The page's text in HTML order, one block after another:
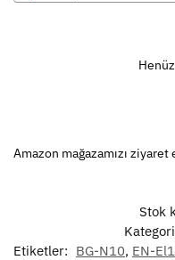
Amazon mağazamızı
Stok
Etiketler: BG-N10, EN-